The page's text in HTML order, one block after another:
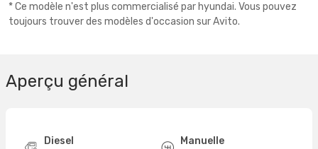
* Ce modèle n'est plus commercialisé par hyundai. Vous pouvez
toujours trouver des modèles d'occasion sur Avito.
Aperçu général
Diesel Manuelle